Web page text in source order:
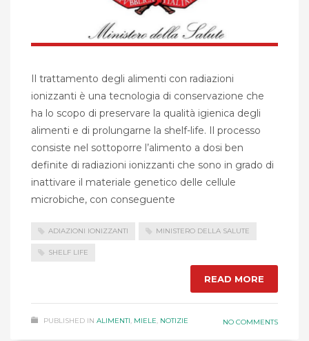
Il trattamento degli alimenti con radiazioni
ionizzanti è una tecnologia di conservazione che
ha lo scopo di preservare la qualità igienica degli
alimenti e di prolungarne la shelf-life. Il processo
consiste nel sottoporre l’alimento a dosi ben
definite di radiazioni ionizzanti che sono in grado di
inattivare il materiale genetico delle cellule
microbiche, con conseguente
ADIAZIONI IONIZZANTI MINISTERO DELLA SALUTE
SHELF LIFE
READ MORE
PUBLISHED IN ALIMENTI, MIELE, NOTIZIE NO COMMENTS